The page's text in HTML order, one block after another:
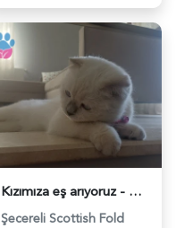
Kızımıza eş arıyoruz - 118980367
Şecereli Scottish Fold